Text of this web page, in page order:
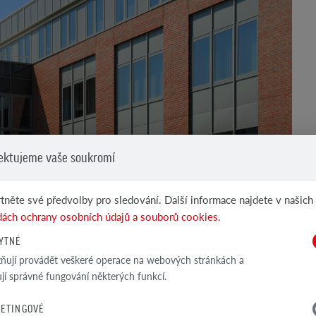
vaše soukromí
své předvolby pro sledování. Další informace najdete v našich
ochrany osobních údajů a souborů cookies.
provádět veškeré operace na webových stránkách a
správné fungování některých funkcí.